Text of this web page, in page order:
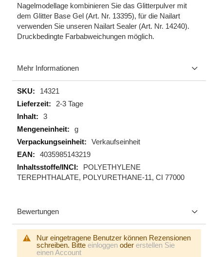
Nagelmodellage kombinieren Sie das Glitterpulver mit
dem Glitter Base Gel (Art. Nr. 13395), für die Nailart
verwenden Sie unseren Nailart Sealer (Art. Nr. 14240).
Druckbedingte Farbabweichungen möglich.
Mehr Informationen
Mehr
Informationen
14321
2-3 Tage
3
g
Verkaufseinheit
4035985143219
POLYETHYLENE
TEREPHTHALATE, POLYURETHANE-11, CI 77000
Bewertungen
Nur eingetragene Benutzer können Rezensionen
schreiben. Bitte einloggen oder erstellen Sie
einen Account